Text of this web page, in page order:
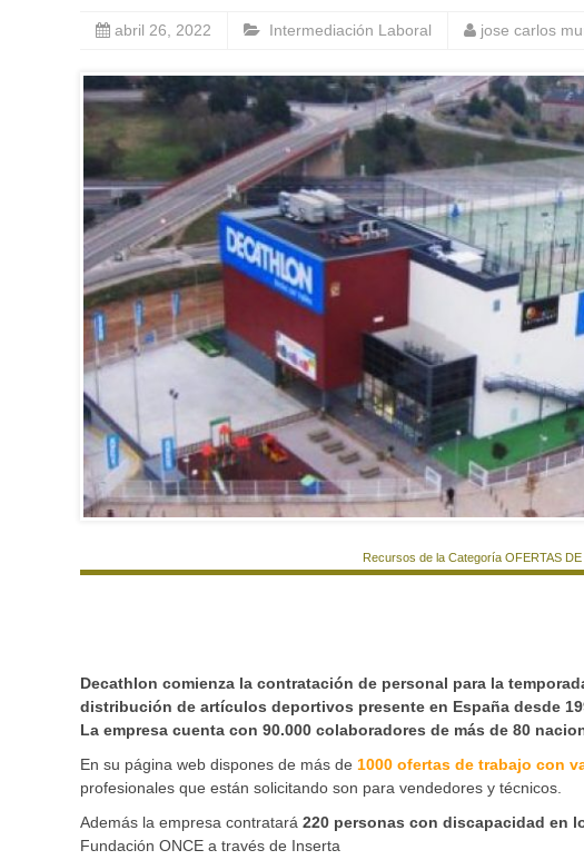
abril 26, 2022 Intermediación Laboral jose carlos
Recursos de la Categoría OFERTAS
Decathlon comienza la contratación de personal para la
distribución de artículos deportivos presente en España desde
La empresa cuenta con 90.000 colaboradores de más de 80
En su página web dispones de más de 1000 ofertas de trabajo con
profesionales que están solicitando son para vendedores y técnicos.
Además la empresa contratará 220 personas con discapacidad en
Fundación ONCE a través de Inserta